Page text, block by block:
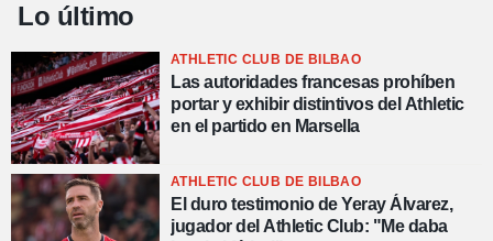
Lo último
ATHLETIC CLUB DE BILBAO
Las autoridades francesas prohíben
portar y exhibir distintivos del Athletic
en el partido en Marsella
ATHLETIC CLUB DE BILBAO
El duro testimonio de Yeray Álvarez,
jugador del Athletic Club: "Me daba